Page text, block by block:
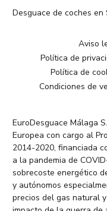
Desguace de coches en
Aviso
Política de
Política de
Condiciones de
EuroDesguace Málaga
Europea con cargo al
2014-2020, financiada
a la pandemia de
sobrecoste energético
y autónomos
precios del gas natural